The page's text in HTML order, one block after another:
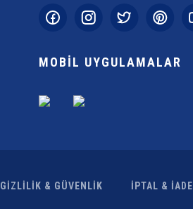
MOBİL UYGULAMALAR
GİZLİLİK & GÜVENLİK İPTAL & İADE